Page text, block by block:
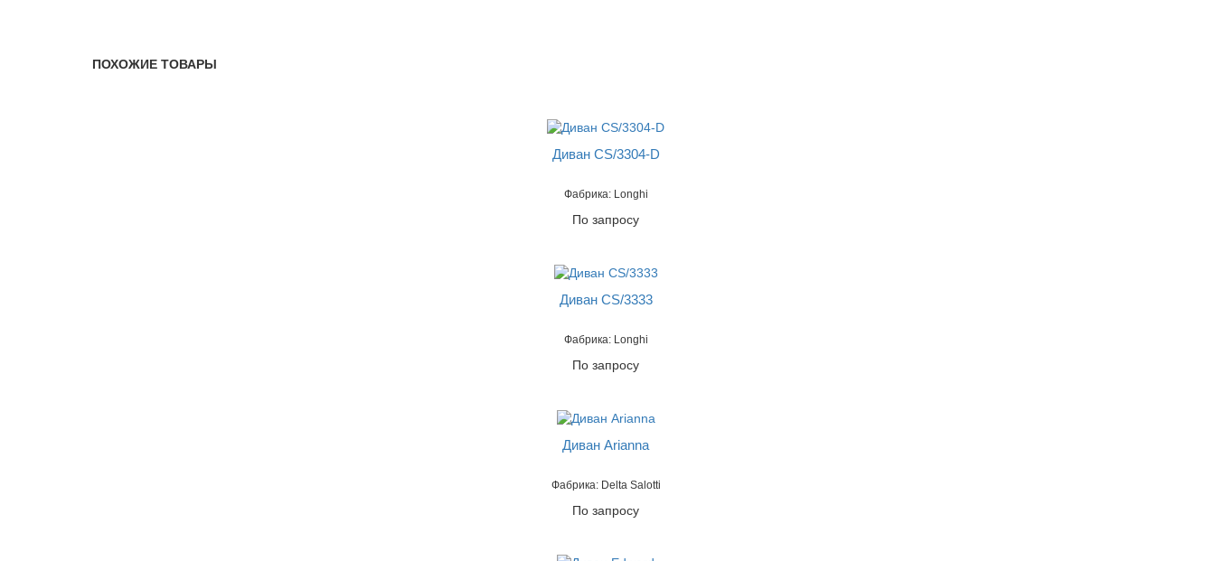
ПОХОЖИЕ ТОВАРЫ
Диван CS/3304-D
Фабрика: Longhi
По запросу
Диван CS/3333
Фабрика: Longhi
По запросу
Диван Arianna
Фабрика: Delta Salotti
По запросу